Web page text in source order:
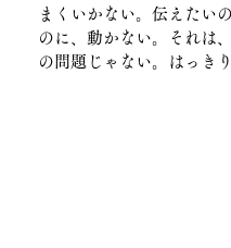
まくいかない。伝えたい
のに、動かない。それは
の問題じゃない。はっき